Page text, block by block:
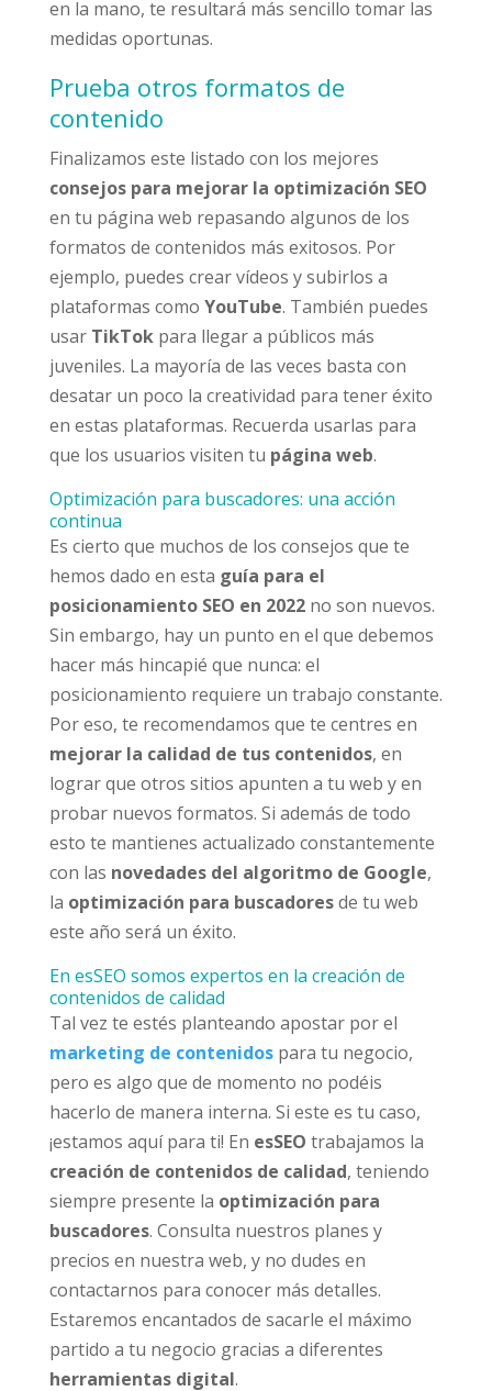
en la mano, te resultará más sencillo tomar las
medidas oportunas.
Prueba otros formatos de
contenido
Finalizamos este listado con los mejores
consejos para mejorar la optimización SEO
en tu página web repasando algunos de los
formatos de contenidos más exitosos. Por
ejemplo, puedes crear vídeos y subirlos a
plataformas como YouTube. También puedes
usar TikTokpara llegar a públicos más
juveniles. La mayoría de las veces basta con
desatar un poco la creatividad para tener éxito
en estas plataformas. Recuerda usarlas para
que los usuarios visiten tu página web.
Optimización para buscadores: una acción
continua
Es cierto que muchos de los consejos que te
hemos dado en esta guía para el
posicionamiento SEO en 2022no son nuevos.
Sin embargo, hay un punto en el que debemos
hacer más hincapié que nunca: el
posicionamiento requiere un trabajo constante.
Por eso, te recomendamos que te centres en
mejorar la calidad de tus contenidos, en
lograr que otros sitios apunten a tu web y en
probar nuevos formatos. Si además de todo
esto te mantienes actualizado constantemente
con las novedades del algoritmo de Google,
la optimización para buscadoresde tu web
este año será un éxito.
En esSEO somos expertos en la creación de
contenidos de calidad
Tal vez te estés planteando apostar por el
marketing de contenidospara tu negocio,
pero es algo que de momento no podéis
hacerlo de manera interna. Si este es tu caso,
¡estamos aquí para ti! En esSEO trabajamos la
creación de contenidos de calidad, teniendo
siempre presente la optimización para
buscadores. Consulta nuestros planes y
precios en nuestra web, y no dudes en
contactarnos para conocer más detalles.
Estaremos encantados de sacarle el máximo
partido a tu negocio gracias a diferentes
herramientas digital.